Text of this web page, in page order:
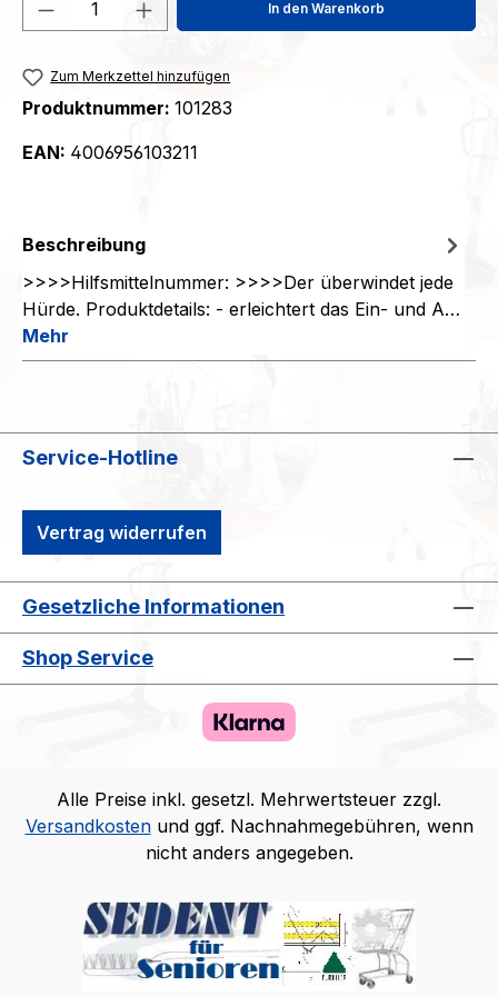
In den Warenkorb
Zum Merkzettel hinzufügen
Produktnummer: 101283
EAN: 4006956103211
Beschreibung
>>>>Hilfsmittelnummer: >>>>Der überwindet jede
Hürde. Produktdetails: - erleichtert das Ein- und A…
Mehr
Service-Hotline
Vertrag widerrufen
Gesetzliche Informationen
Shop Service
Alle Preise inkl. gesetzl. Mehrwertsteuer zzgl.
Versandkostenund ggf. Nachnahmegebühren, wenn
nicht anders angegeben.